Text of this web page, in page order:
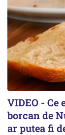
VIDEO - Ce
borcan de
ar putea fi